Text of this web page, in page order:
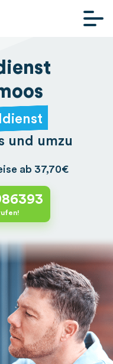
und umzu
ab 37,70€